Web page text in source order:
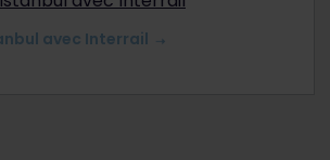
avec Interrail